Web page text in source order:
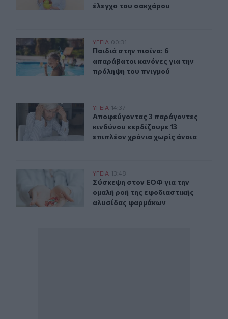
έλεγχο του σακχάρου
Παιδιά στην πισίνα: 6 απαράβατοι κανόνες για την
ΥΓΕΙΑ 00:31
Παιδιά στην πισίνα: 6 απαράβατοι
Παιδιά στην πισίνα: 6
απαράβατοι κανόνες για την
πρόληψη του πνιγμού
Αποφεύγοντας 3 παράγοντες κινδύνου κερδίζουμε 13
ΥΓΕΙΑ 14:37
Αποφεύγοντας 3 παράγοντες
Αποφεύγοντας 3 παράγοντες
κινδύνου κερδίζουμε 13
επιπλέον χρόνια χωρίς άνοια
Σύσκεψη στον ΕΟΦ για την ομαλή ροή της
ΥΓΕΙΑ 13:48
Σύσκεψη στον ΕΟΦ για την ομαλή
Σύσκεψη στον ΕΟΦ για την
ομαλή ροή της εφοδιαστικής
αλυσίδας φαρμάκων